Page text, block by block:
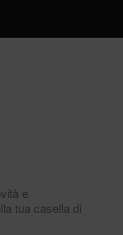
e
tua casella di